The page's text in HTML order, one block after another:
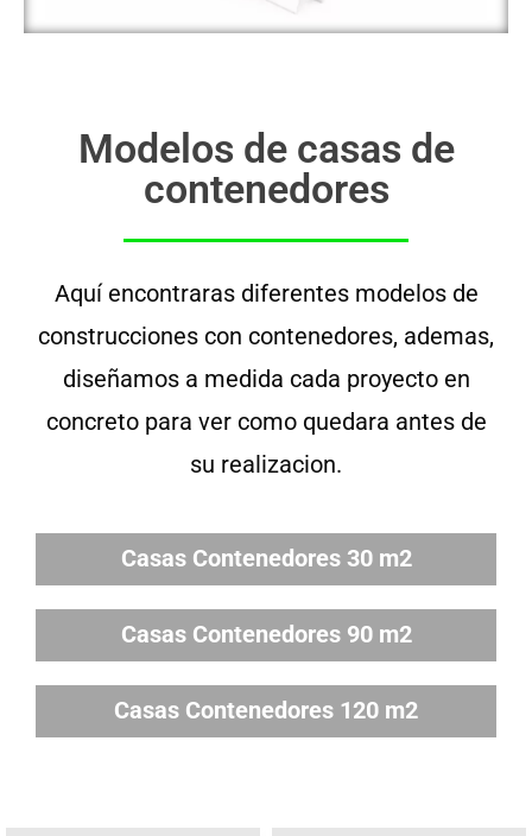
Modelos de casas de
contenedores
Aquí encontraras diferentes modelos de
construcciones con contenedores, ademas,
diseñamos a medida cada proyecto en
concreto para ver como quedara antes de
su realizacion.
Casas Contenedores 30 m2
Casas Contenedores 90 m2
Casas Contenedores 120 m2